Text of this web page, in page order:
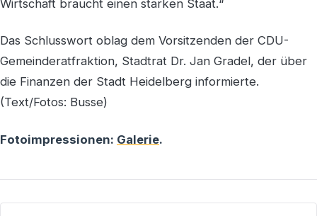
Wirtschaft braucht einen starken Staat.“
Das Schlusswort oblag dem Vorsitzenden der CDU-
Gemeinderatfraktion, Stadtrat Dr. Jan Gradel, der über
die Finanzen der Stadt Heidelberg informierte.
(Text/Fotos: Busse)
Fotoimpressionen: Galerie.